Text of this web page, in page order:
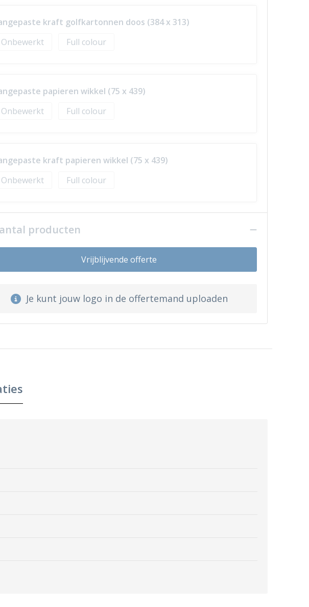
kraft golfkartonnen doos (384 x 313)
Onbewerkt
Full colour
papieren wikkel (75 x 439)
Onbewerkt
Full colour
kraft papieren wikkel (75 x 439)
Onbewerkt
Full colour
producten
Vrijblijvende offerte
Je kunt jouw logo in de offertemand uploaden